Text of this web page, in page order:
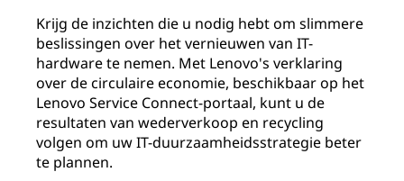
Krijg de inzichten die u nodig hebt om slimmere
beslissingen over het vernieuwen van IT-
hardware te nemen. Met Lenovo's verklaring
over de circulaire economie, beschikbaar op het
Lenovo Service Connect-portaal, kunt u de
resultaten van wederverkoop en recycling
volgen om uw IT-duurzaamheidsstrategie beter
te plannen.